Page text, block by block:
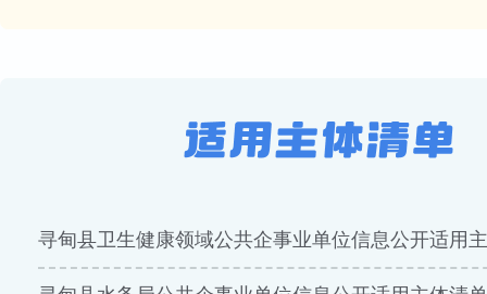
寻甸县卫生健康领域公共企事业单位信息公开适用